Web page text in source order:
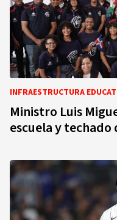
INFRAESTRUCTURA
Ministro Luis
escuela y techado